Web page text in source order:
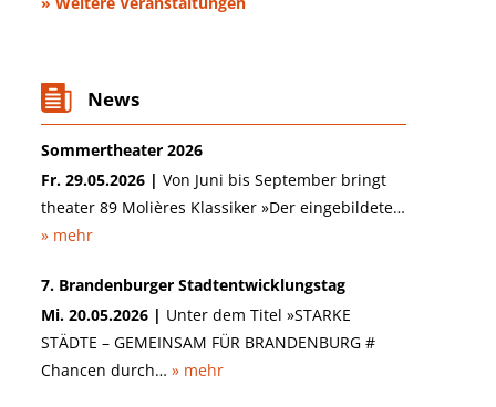
News
Sommertheater 2026
Fr. 29.05.2026 |Von Juni bis September bringt
theater 89 Molières Klassiker »Der eingebildete…
» mehr
7. Brandenburger Stadtentwicklungstag
Mi. 20.05.2026 | Unter dem Titel »STARKE
STÄDTE – GEMEINSAM FÜR BRANDENBURG #
Chancen durch…» mehr